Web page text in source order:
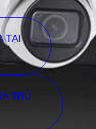
TẠI
THỦ